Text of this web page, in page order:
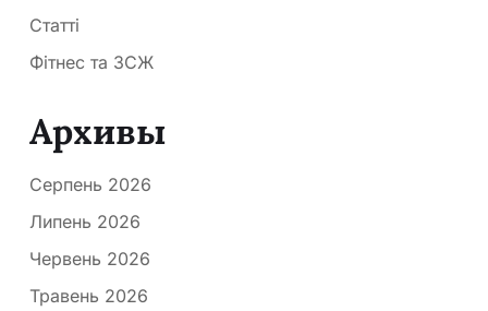
Статті
Фітнес та ЗСЖ
Архивы
Серпень 2026
Липень 2026
Червень 2026
Травень 2026